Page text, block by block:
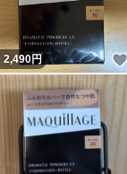
2,490円